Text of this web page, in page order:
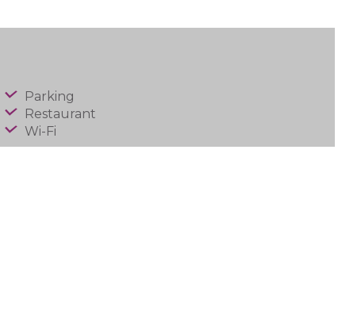
Parking
Restaurant
Wi-Fi